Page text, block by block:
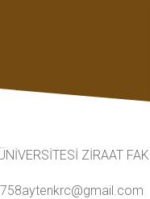
ZİRAAT
aytenkrc@gmail.com